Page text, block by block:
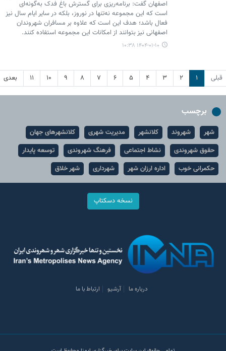
اصفهان گفت: برنامه‌ریزی برای گسترش باغ فدک به‌گونه‌ای
است که این مجموعه نه‌تنها در نوروز، بلکه در سایر ایام سال نیز
فعال باشد؛ هدف این است که علاوه بر مسافران شهروندان
اصفهانی نیز بتوانند از امکانات این مجموعه استفاده کنند.
۱۴۰۴-۰۱-۱۰ ۱۰:۳۸
قبلی ۱ ۲ ۳ ۴ ۵ ۶ ۷ ۸ ۹ ۱۰ ۱۱ بعدی
برچسب
شهر شهروند کلانشهر مدیریت شهری
کلانشهرهای جهان
حقوق شهروندی
نشاط اجتماعی فرهنگ شهروندی
توسعه پایدار
حکمرانی خوب
اداره ارزان شهر شهرداری شهر خلاق
نسخه دسکتاپ
درباره ما آرشیو ارتباط با ما